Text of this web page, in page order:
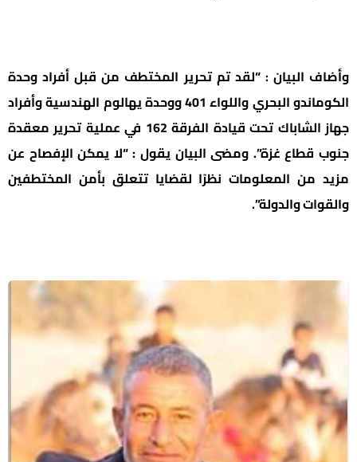
وأضاف البيان : “لقد تم تحرير المختطف من قبل أفراد وحدة
الكوماندو البحري واللواء 401 ووحدة يهالوم الهندسية وأفراد
جهاز الشاباك تحت قيادة الفرقة 162 في عملية تحرير معقدة
جنوب قطاع غزة”. ومضى البيان يقول : “لا يمكن الإفصاح عن
مزيد من المعلومات نظرًا لقضايا تتعلق بأمن المختطفين
والقوات والدولة”.